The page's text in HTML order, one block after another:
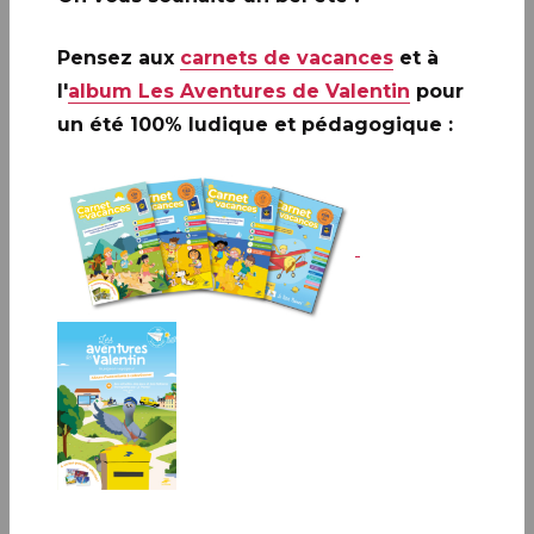
Informations techniques
11 25 098
Création
DOZ
Présentation
bloc de 2 timbres
Impression
Héliogravure
Pensez aux carnets de vacances et à
l'album Les Aventures de Valentin pour
un été 100% ludique et pédagogique :